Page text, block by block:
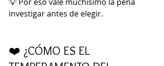
investigar antes de elegir.
❤️ ¿CÓMO ES EL